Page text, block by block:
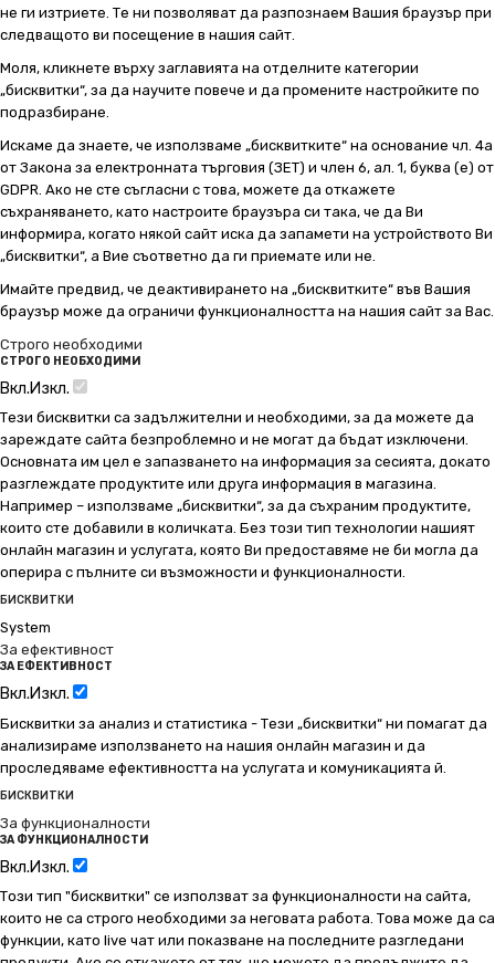
не ги изтриете. Те ни позволяват да разпознаем Вашия браузър при
следващото ви посещение в нашия сайт.
Моля, кликнете върху заглавията на отделните категории
„бисквитки“, за да научите повече и да промените настройките по
подразбиране.
Искаме да знаете, че използваме „бисквитките“ на основание чл. 4а
от Закона за електронната търговия (ЗЕТ) и член 6, ал. 1, буква (е) от
GDPR. Ако не сте съгласни с това, можете да откажете
съхраняването, като настроите браузъра си така, че да Ви
информира, когато някой сайт иска да запамети на устройството Ви
„бисквитки“, а Вие съответно да ги приемате или не.
Имайте предвид, че деактивирането на „бисквитките“ във Вашия
браузър може да ограничи функционалността на нашия сайт за Вас.
Строго необходими
СТРОГО НЕОБХОДИМИ
Вкл.Изкл.
Тези бисквитки са задължителни и необходими, за да можете да
зареждате сайта безпроблемно и не могат да бъдат изключени.
Основната им цел е запазването на информация за сесията, докато
разглеждате продуктите или друга информация в магазина.
Например – използваме „бисквитки“, за да съхраним продуктите,
които сте добавили в количката. Без този тип технологии нашият
онлайн магазин и услугата, която Ви предоставяме не би могла да
оперира с пълните си възможности и функционалности.
БИСКВИТКИ
System
За ефективност
ЗА ЕФЕКТИВНОСТ
Вкл.Изкл.
Бисквитки за анализ и статистика - Тези „бисквитки“ ни помагат да
анализираме използването на нашия онлайн магазин и да
проследяваме ефективността на услугата и комуникацията й.
БИСКВИТКИ
За функционалности
ЗА ФУНКЦИОНАЛНОСТИ
Вкл.Изкл.
Този тип "бисквитки" се използват за функционалности на сайта,
които не са строго необходими за неговата работа. Това може да са
функции, като live чат или показване на последните разгледани